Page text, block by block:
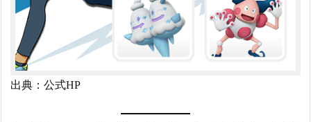
出典：公式HP